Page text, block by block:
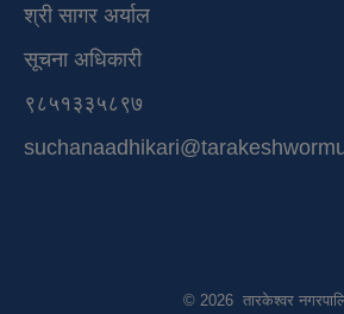
श्री सागर अर्याल
सूचना अधिकारी
९८५१३३५८९७
© 2026 तारकेश्वर